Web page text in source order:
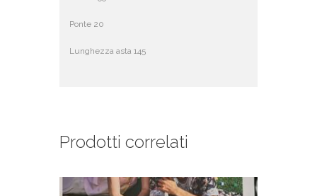
Ponte 20
Lunghezza asta 145
Prodotti correlati